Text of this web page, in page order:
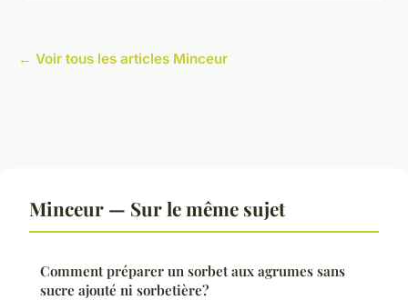
← Voir tous les articles Minceur
Minceur — Sur le même sujet
Comment préparer un sorbet aux agrumes sans
sucre ajouté ni sorbetière?